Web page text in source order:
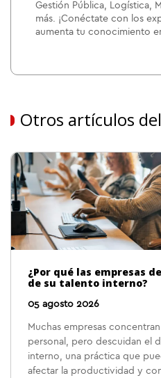
Gestión Pública, Logística,
más. ¡Conéctate con los
aumenta tu conocimiento
Otros artículos
¿Por qué las empresas
de su talento interno?
05 agosto 2026
Muchas empresas
personal, pero descuidan el
interno, una práctica que
afectar la productividad y